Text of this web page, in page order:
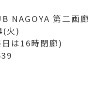
NAGOYA 第二画廊
火)
は16時閉廊)